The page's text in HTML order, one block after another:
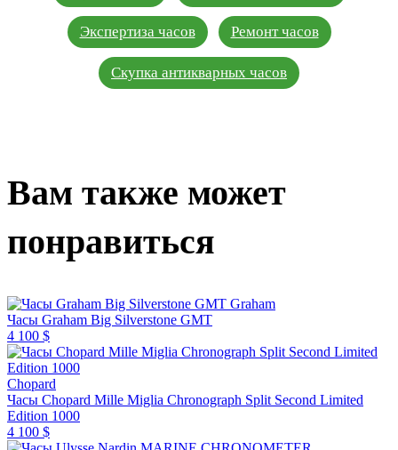
Экспертиза часов Ремонт часов
Скупка антикварных часов
Вам также может
понравиться
Graham
Часы Graham Big Silverstone GMT
4 100 $
Chopard
Часы Chopard Mille Miglia Chronograph Split Second Limited
Edition 1000
4 100 $